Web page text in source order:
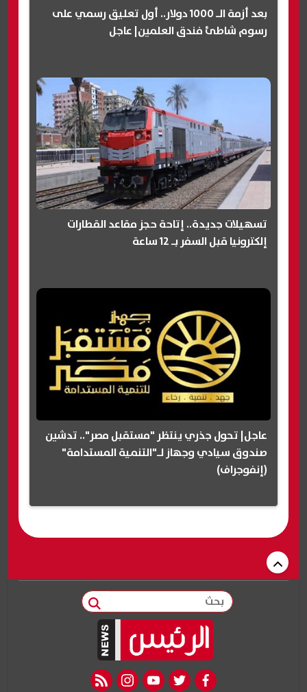
بعد أزمة الـ 1000 دولار.. أول تعليق رسمي على
رسوم شاطئ فندق العلمين| عاجل
تسهيلات جديدة.. إتاحة حجز مقاعد القطارات
إلكترونيا قبل السفر بـ 12 ساعة
عاجل| تحول جذري ينتظر "مستقبل مصر".. تدشين
صندوق سيادي وجهاز لـ"التنمية المستدامة"
(إنفوجراف)
بحث